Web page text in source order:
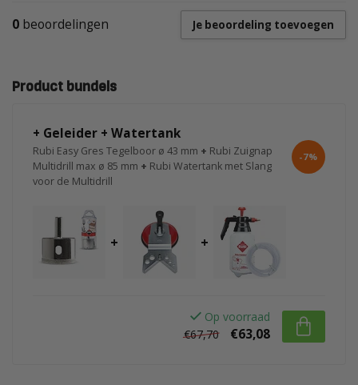
0 beoordelingen Je beoordeling toevoegen
Product bundels
+ Geleider + Watertank
Rubi Easy Gres Tegelboor ø 43 mm + Rubi Zuignap
Multidrill max ø 85 mm + Rubi Watertank met Slang
voor de Multidrill
-7%
+ +
Op voorraad
€67,70
€63,08